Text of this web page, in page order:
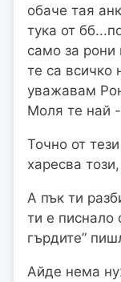
обаче тая
тука от
само за
те са всичко
уважавам
Моля те най
Точно от
харесва
А пък ти
ти е писнало
гърдите”
Айде нема